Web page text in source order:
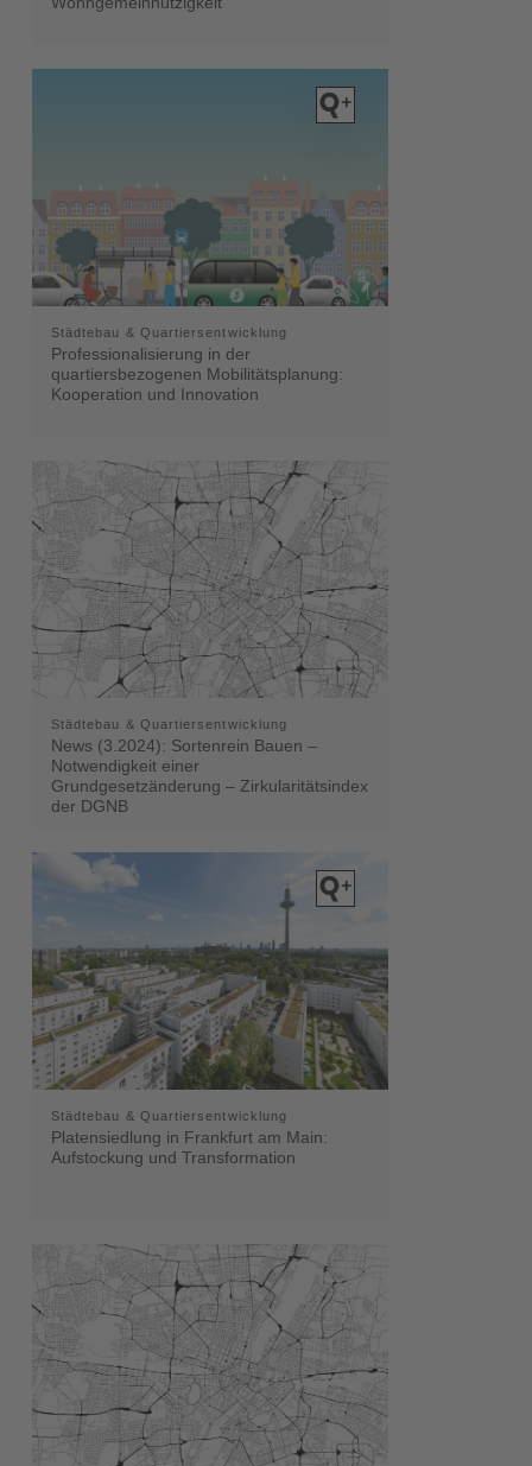
Städtebau & Quartiersentwicklung
Professionalisierung in der
quartiersbezogenen Mobilitätsplanung:
Kooperation und Innovation
Städtebau & Quartiersentwicklung
News (3.2024): Sortenrein Bauen –
Notwendigkeit einer
Grundgesetzänderung – Zirkularitätsindex
der DGNB
Städtebau & Quartiersentwicklung
Platensiedlung in Frankfurt am Main:
Aufstockung und Transformation